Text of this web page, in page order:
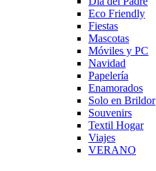
Eco Friendly
Fiestas
Mascotas
Móviles y PC
Navidad
Papelería
Enamorados
Solo en Brildor
Souvenirs
Textil Hogar
Viajes
VERANO